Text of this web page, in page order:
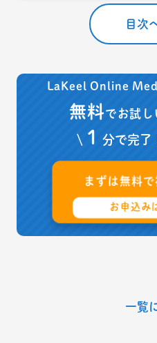
目次
LaKeel Online
無料でお試し
\ １ 分で完了
まずは無料
お申込み
一覧